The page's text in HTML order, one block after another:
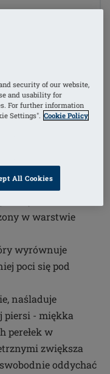
dopasowania na
w standardowej
w warstwie
wyrównuje
poci się pod
naśladuje
piersi - miękka
perełek w
zwiększa
oddychać
security of our website,
and usability for
For further information
Settings". Cookie Policy
All Cookies